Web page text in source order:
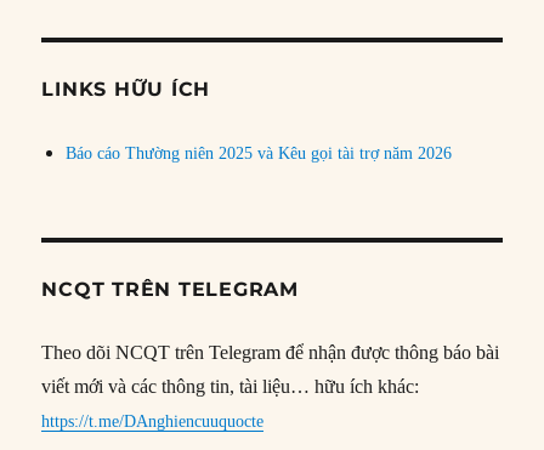
đề
LINKS HỮU ÍCH
Báo cáo Thường niên 2025 và Kêu gọi tài trợ năm 2026
NCQT TRÊN TELEGRAM
Theo dõi NCQT trên Telegram để nhận được thông báo bài
viết mới và các thông tin, tài liệu… hữu ích khác:
https://t.me/DAnghiencuuquocte